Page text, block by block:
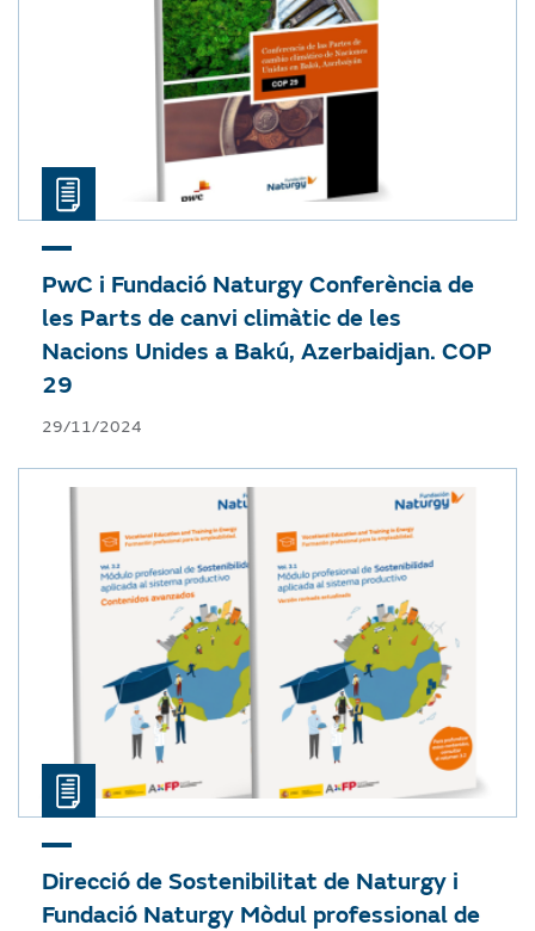
PwC i Fundació Naturgy Conferència de
les Parts de canvi climàtic de les
Nacions Unides a Bakú, Azerbaidjan. COP
29
29/11/2024
Direcció de Sostenibilitat de Naturgy i
Fundació Naturgy Mòdul professional de